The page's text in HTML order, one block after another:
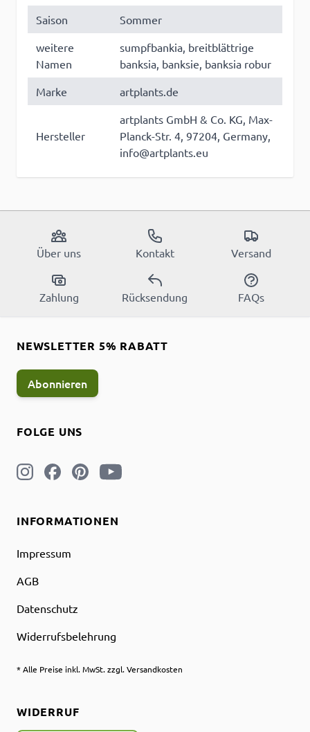
Saison
Sommer
weitere
Namen
sumpfbankia, breitblättrige
banksia, banksie, banksia robur
Marke
artplants.de
Hersteller
artplants GmbH & Co. KG, Max-
Planck-Str. 4, 97204, Germany,
info@artplants.eu
Über uns Kontakt Versand
Zahlung Rücksendung FAQs
INFORMATIONEN
Impressum
AGB
Datenschutz
Widerrufsbelehrung
* Alle Preise inkl. MwSt. zzgl. Versandkosten
FOLGE UNS
NEWSLETTER 5% RABATT
Abonnieren
WIDERRUF